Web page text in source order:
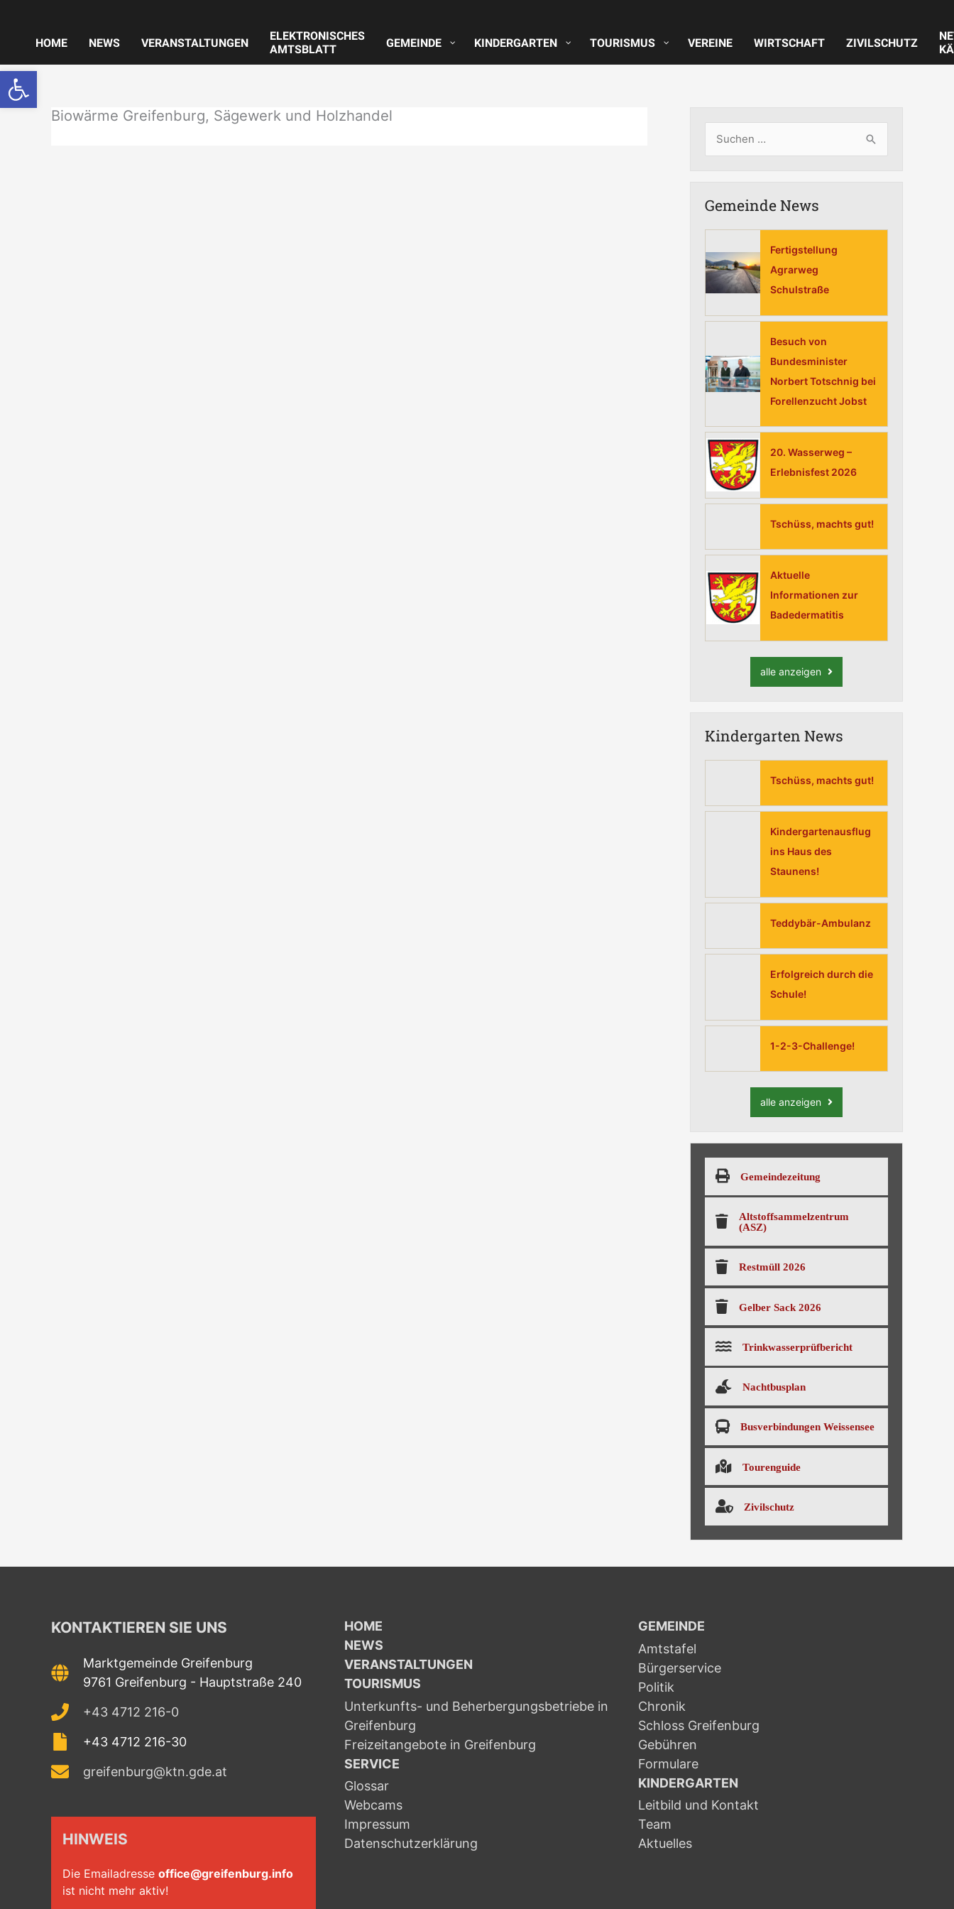
Werkzeugleiste öffnen
springenHOME NEWS VERANSTALTUNGEN
ELEKTRONISCHES
AMTSBLATT
GEMEINDE KINDERGARTEN TOURISMUS VEREINE WIRTSCHAFT ZIVILSCHUTZ
Biowärme Greifenburg, Sägewerk und Holzhandel
h
e
n
a
c
:
Gemeinde News
Fertigstellung
Agrarweg
Schulstraße
Besuch von
Bundesminister
Norbert Totschnig bei
Forellenzucht Jobst
20. Wasserweg –
Erlebnisfest 2026
Tschüss, machts gut!
Aktuelle
Informationen zur
Badedermatitis
alle anzeigen
Kindergarten News
Tschüss, machts gut!
Kindergartenausflug
ins Haus des
Staunens!
Teddybär-Ambulanz
Erfolgreich durch die
Schule!
1-2-3-Challenge!
alle anzeigen
Gemeindezeitung
Altstoffsammelzentrum
(ASZ)
Restmüll 2026
Gelber Sack 2026
Trinkwasserprüfbericht
Nachtbusplan
Busverbindungen Weissensee
Tourenguide
Zivilschutz
KONTAKTIEREN SIE UNS
Marktgemeinde Greifenburg
9761 Greifenburg - Hauptstraße 240
+43 4712 216-0
+43 4712 216-30
greifenburg@ktn.gde.at
HINWEIS
Die Emailadresse office@greifenburg.info
ist nicht mehr aktiv!
HOME
NEWS
VERANSTALTUNGEN
TOURISMUS
Unterkunfts- und Beherbergungsbetriebe in
Greifenburg
Freizeitangebote in Greifenburg
SERVICE
Glossar
Webcams
Impressum
Datenschutzerklärung
GEMEINDE
Amtstafel
Bürgerservice
Politik
Chronik
Schloss Greifenburg
Gebühren
Formulare
KINDERGARTEN
Leitbild und Kontakt
Team
Aktuelles